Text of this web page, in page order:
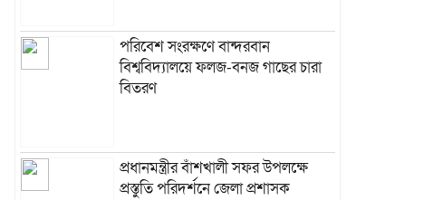
পরিবেশ সংরক্ষণে বান্দরবান
বিশ্ববিদ্যালয়ে ফলজ-বনজ গাছের চারা
বিতরণ
প্রধানমন্ত্রীর বাঁশখালী সফর উপলক্ষে
প্রস্তুতি পরিদর্শনে জেলা প্রশাসক